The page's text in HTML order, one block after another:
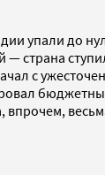
упали до
страна
с
впрочем,